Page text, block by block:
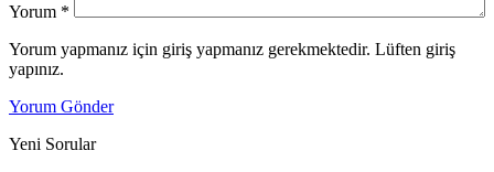
Yorum *
Yorum yapmanız için giriş yapmanız gerekmektedir. Lüften giriş
yapınız.
Yorum Gönder
Yeni Sorular